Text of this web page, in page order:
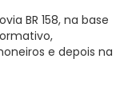
BR 158, na base
e depois na